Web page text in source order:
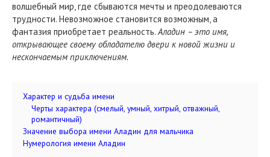
волшебный мир, где сбываются мечты и преодолеваются
трудности. Невозможное становится возможным, а
фантазия приобретает реальность.Аладин – это имя,
открывающее своему обладателю двери к новой жизни и
нескончаемым приключениям.
Характер и судьба имени
Черты характера (смелый, умный, хитрый, отважный,
романтичный)
Значение выбора имени Аладин для мальчика
Нумерология имени Аладин